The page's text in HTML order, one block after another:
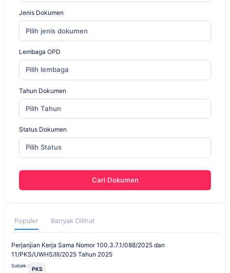
Jenis Dokumen
Pilih jenis dokumen
Lembaga OPD
Pilih lembaga
Tahun Dokumen
Pilih Tahun
Status Dokumen
Pilih Status
Cari Dokumen
Populer Banyak Dilihat
Perjanjian Kerja Sama Nomor 100.3.7.1/088/2025 dan
11/PKS/UWHS/III/2025 Tahun 2025
Subjek : PKS